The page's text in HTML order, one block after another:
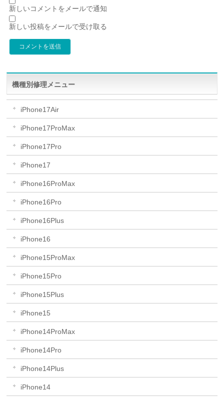
新しいコメントをメールで通知
新しい投稿をメールで受け取る
機種別修理メニュー
iPhone17Air
iPhone17ProMax
iPhone17Pro
iPhone17
iPhone16ProMax
iPhone16Pro
iPhone16Plus
iPhone16
iPhone15ProMax
iPhone15Pro
iPhone15Plus
iPhone15
iPhone14ProMax
iPhone14Pro
iPhone14Plus
iPhone14